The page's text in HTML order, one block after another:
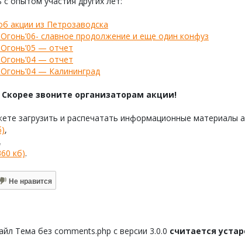
акции из Петрозаводска
славное продолжение и еще один конфуз
— отчет
— отчет
— Калининград
Скорее звоните организаторам акции!
загрузить и распечатать информационные материалы
,
,
кб).
Не нравится
Тема без comments.php с версии 3.0.0 считается